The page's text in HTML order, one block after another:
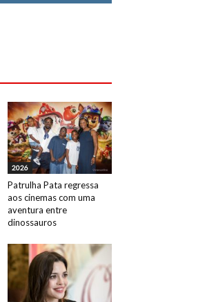
Desfile Pedro Pedro. Evento: Portugal Fashion
2026
Patrulha Pata regressa
aos cinemas com uma
aventura entre
dinossauros